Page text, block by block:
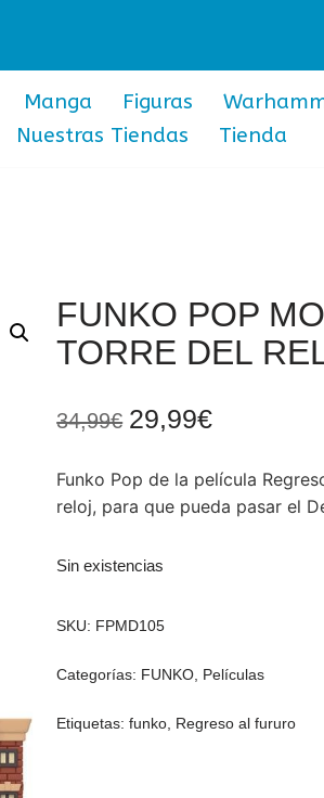
Manga Figuras
Nuestras Tiendas Tienda
FUNKO POP
TORRE DEL
34,99€ 29,99€
Funko Pop de la película
reloj, para que pueda pasar el
Sin existencias
SKU: FPMD105
Categorías: FUNKO Películas
Etiquetas:funko Regreso al fururo